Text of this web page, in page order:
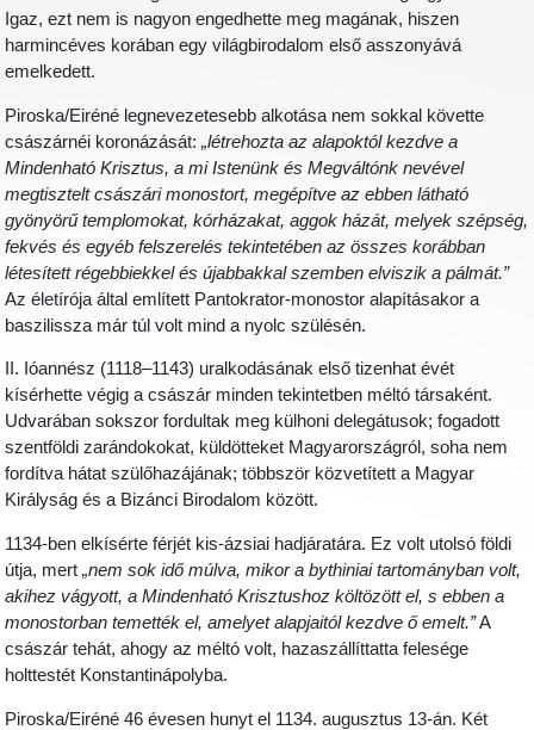
Igaz, ezt nem is nagyon engedhette meg magának, hiszen
harmincéves korában egy világbirodalom első asszonyává
emelkedett.
Piroska/Eiréné legnevezetesebb alkotása nem sokkal követte
császárnéi koronázását:„létrehozta az alapoktól kezdve a
Mindenható Krisztus, a mi Istenünk és Megváltónk nevével
megtisztelt császári monostort, megépítve az ebben látható
gyönyörű templomokat, kórházakat, aggok házát, melyek szépség,
fekvés és egyéb felszerelés tekintetében az összes korábban
létesített régebbiekkel és újabbakkal szemben elviszik a pálmát.”
Az életírója által említett Pantokrator-monostor alapításakor a
baszilissza már túl volt mind a nyolc szülésén.
II. Ióannész (1118–1143) uralkodásának első tizenhat évét
kísérhette végig a császár minden tekintetben méltó társaként.
Udvarában sokszor fordultak meg külhoni delegátusok; fogadott
szentföldi zarándokokat, küldötteket Magyarországról, soha nem
fordítva hátat szülőhazájának; többször közvetített a Magyar
Királyság és a Bizánci Birodalom között.
1134-ben elkísérte férjét kis-ázsiai hadjáratára. Ez volt utolsó földi
útja, mert„nem sok idő múlva, mikor a bythiniai tartományban volt,
akihez vágyott, a Mindenható Krisztushoz költözött el, s ebben a
monostorban temették el, amelyet alapjaitól kezdve ő emelt.”A
császár tehát, ahogy az méltó volt, hazaszállíttatta felesége
holttestét Konstantinápolyba.
Piroska/Eiréné 46 évesen hunyt el 1134. augusztus 13-án. Két